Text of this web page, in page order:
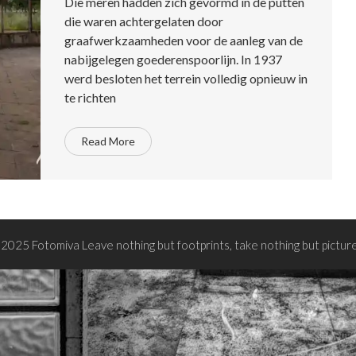
die waren achtergelaten door
graafwerkzaamheden voor de aanleg van de
nabijgelegen goederenspoorlijn. In 1937
werd besloten het terrein volledig opnieuw in
te richten
Read More
Fotomiva Leave nothing but footprints, take nothing but